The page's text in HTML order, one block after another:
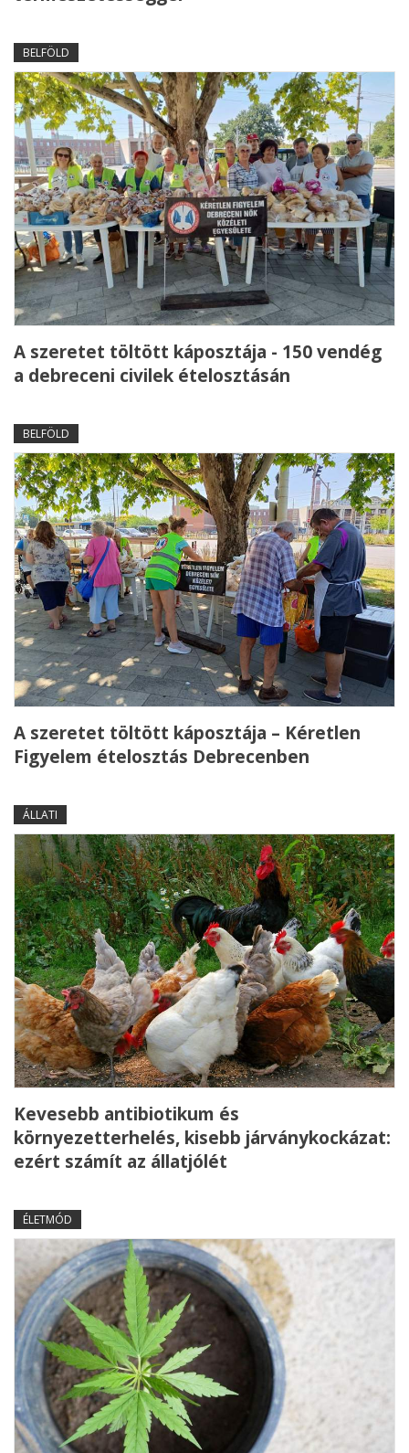
BELFÖLD
A szeretet töltött káposztája - 150 vendég
a debreceni civilek ételosztásán
BELFÖLD
A szeretet töltött káposztája – Kéretlen
Figyelem ételosztás Debrecenben
ÁLLATI
Kevesebb antibiotikum és
környezetterhelés, kisebb járványkockázat:
ezért számít az állatjólét
ÉLETMÓD